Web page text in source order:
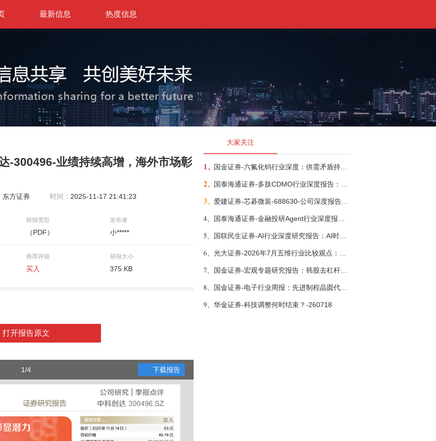
最新信息 热度信息
-300496-业绩持续高增，海外市场彰
东方证券 时间： 2025-11-17 21:41:23
研报类型
（PDF）
发布者
小*****
推荐评级
买入
研报大小
375 KB
打开报告原文
1/4 下载报告
大家关注
1、
2、
3、
4、
5、
6、
7、
8、
9、 华金证券-科技调整何时结束？-260718